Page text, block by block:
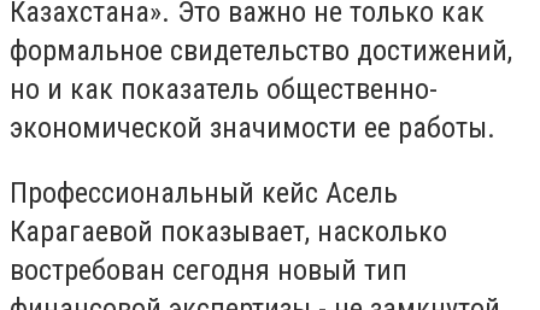
Казахстана». Это важно не только как
формальное свидетельство достижений,
но и как показатель общественно-
экономической значимости ее работы.
Профессиональный кейс Асель
Карагаевой показывает, насколько
востребован сегодня новый тип